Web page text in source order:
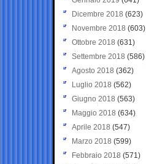
Dicembre 2018 (623)
Novembre 2018 (603)
Ottobre 2018 (631)
Settembre 2018 (586)
Agosto 2018 (362)
Luglio 2018 (562)
Giugno 2018 (563)
Maggio 2018 (634)
Aprile 2018 (547)
Marzo 2018 (599)
Febbraio 2018 (571)